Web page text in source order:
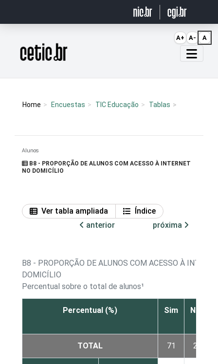
Página inicial
Home Encuestas TIC Educação Tablas
Alunos
B8 - PROPORÇÃO DE ALUNOS COM ACESSO À INTERNET
NO DOMICÍLIO
Ver tabla ampliada
Índice
anterior
próxima
B8 - PROPORÇÃO DE ALUNOS COM ACESSO À
DOMICÍLIO
Percentual sobre o total de alunos¹
Percentual (%) Sim
Não
TOTAL 71 28
A+ A- A